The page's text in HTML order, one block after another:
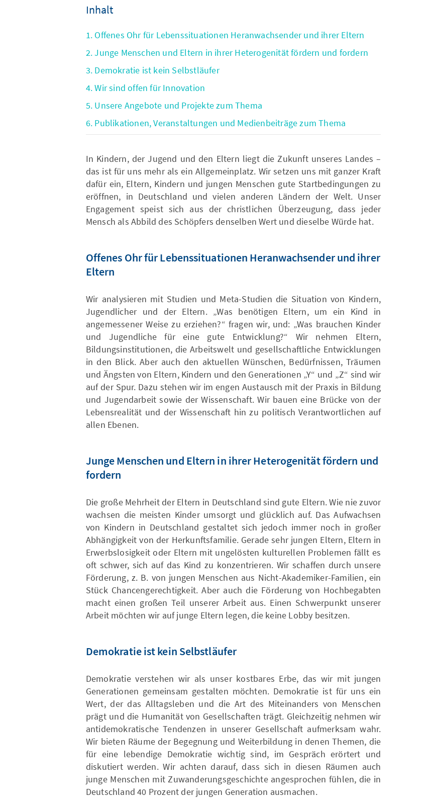
Inhalt
1. Offenes Ohr für Lebenssituationen Heranwachsender und ihrer Eltern
2. Junge Menschen und Eltern in ihrer Heterogenität fördern und fordern
3. Demokratie ist kein Selbstläufer
4. Wir sind offen für Innovation
5. Unsere Angebote und Projekte zum Thema
6. Publikationen, Veranstaltungen und Medienbeiträge zum Thema
In Kindern, der Jugend und den Eltern liegt die Zukunft unseres Landes –
das ist für uns mehr als ein Allgemeinplatz. Wir setzen uns mit ganzer Kraft
dafür ein, Eltern, Kindern und jungen Menschen gute Startbedingungen zu
eröffnen, in Deutschland und vielen anderen Ländern der Welt. Unser
Engagement speist sich aus der christlichen Überzeugung, dass jeder
Mensch als Abbild des Schöpfers denselben Wert und dieselbe Würde hat.
Offenes Ohr für Lebenssituationen Heranwachsender und ihrer
Eltern
Wir analysieren mit Studien und Meta-Studien die Situation von Kindern,
Jugendlicher und der Eltern. „Was benötigen Eltern, um ein Kind in
angemessener Weise zu erziehen?“ fragen wir, und: „Was brauchen Kinder
und Jugendliche für eine gute Entwicklung?“ Wir nehmen Eltern,
Bildungsinstitutionen, die Arbeitswelt und gesellschaftliche Entwicklungen
in den Blick. Aber auch den aktuellen Wünschen, Bedürfnissen, Träumen
und Ängsten von Eltern, Kindern und den Generationen „Y“ und „Z“ sind wir
auf der Spur. Dazu stehen wir im engen Austausch mit der Praxis in Bildung
und Jugendarbeit sowie der Wissenschaft. Wir bauen eine Brücke von der
Lebensrealität und der Wissenschaft hin zu politisch Verantwortlichen auf
allen Ebenen.
Junge Menschen und Eltern in ihrer Heterogenität fördern und
fordern
Die große Mehrheit der Eltern in Deutschland sind gute Eltern. Wie nie zuvor
wachsen die meisten Kinder umsorgt und glücklich auf. Das Aufwachsen
von Kindern in Deutschland gestaltet sich jedoch immer noch in großer
Abhängigkeit von der Herkunftsfamilie. Gerade sehr jungen Eltern, Eltern in
Erwerbslosigkeit oder Eltern mit ungelösten kulturellen Problemen fällt es
oft schwer, sich auf das Kind zu konzentrieren. Wir schaffen durch unsere
Förderung, z. B. von jungen Menschen aus Nicht-Akademiker-Familien, ein
Stück Chancengerechtigkeit. Aber auch die Förderung von Hochbegabten
macht einen großen Teil unserer Arbeit aus. Einen Schwerpunkt unserer
Arbeit möchten wir auf junge Eltern legen, die keine Lobby besitzen.
Demokratie ist kein Selbstläufer
Demokratie verstehen wir als unser kostbares Erbe, das wir mit jungen
Generationen gemeinsam gestalten möchten. Demokratie ist für uns ein
Wert, der das Alltagsleben und die Art des Miteinanders von Menschen
prägt und die Humanität von Gesellschaften trägt. Gleichzeitig nehmen wir
antidemokratische Tendenzen in unserer Gesellschaft aufmerksam wahr.
Wir bieten Räume der Begegnung und Weiterbildung in denen Themen, die
für eine lebendige Demokratie wichtig sind, im Gespräch erörtert und
diskutiert werden. Wir achten darauf, dass sich in diesen Räumen auch
junge Menschen mit Zuwanderungsgeschichte angesprochen fühlen, die in
Deutschland 40 Prozent der jungen Generation ausmachen.